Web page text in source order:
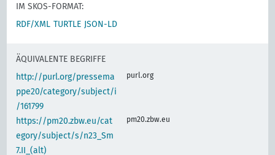
IM SKOS-FORMAT:
RDF/XML TURTLE JSON-LD
ÄQUIVALENTE BEGRIFFE
http://purl.org/pressema
ppe20/category/subject/i
/161799
purl.org
https://pm20.zbw.eu/cat
egory/subject/s/n23_Sm
7.II_(alt)
pm20.zbw.eu